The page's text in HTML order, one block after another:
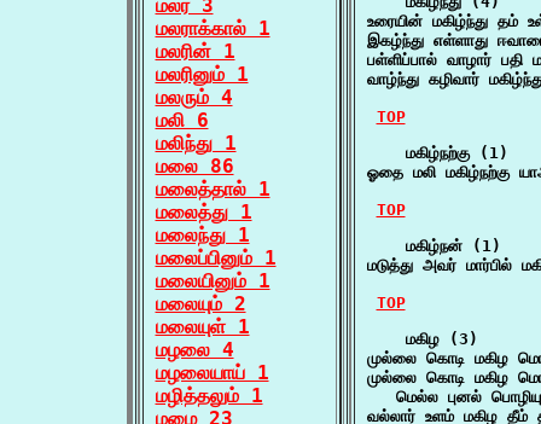
மலர 3
மலராக்கால் 1
மலரின் 1
மலரினும் 1
மலரும் 4
மலி 6
மலிந்து 1
மலை 86
மலைத்தால் 1
மலைத்து 1
மலைந்து 1
மலைப்பினும் 1
மலையினும் 1
மலையும் 2
மலையுள் 1
மழலை 4
மழலையாய் 1
மழித்தலும் 1
மழை 23
உரையின் மகிழ்ந்து தம்
இகழ்ந்து எள்ளாது
பள்ளிப்பால் வாழார் பதி
வாழ்ந்து கழிவார்
TOP
    மகிழ்நற்கு (1)
ஓதை மலி மகிழ்நற்கு
TOP
    மகிழ்நன் (1)
மடுத்து அவர் மார்பில்
TOP
    மகிழ (3)
முல்லை கொடி மகிழ
முல்லை கொடி மகிழ
மெல்ல புனல்
வல்லார் உளம் மகிழ தீம்